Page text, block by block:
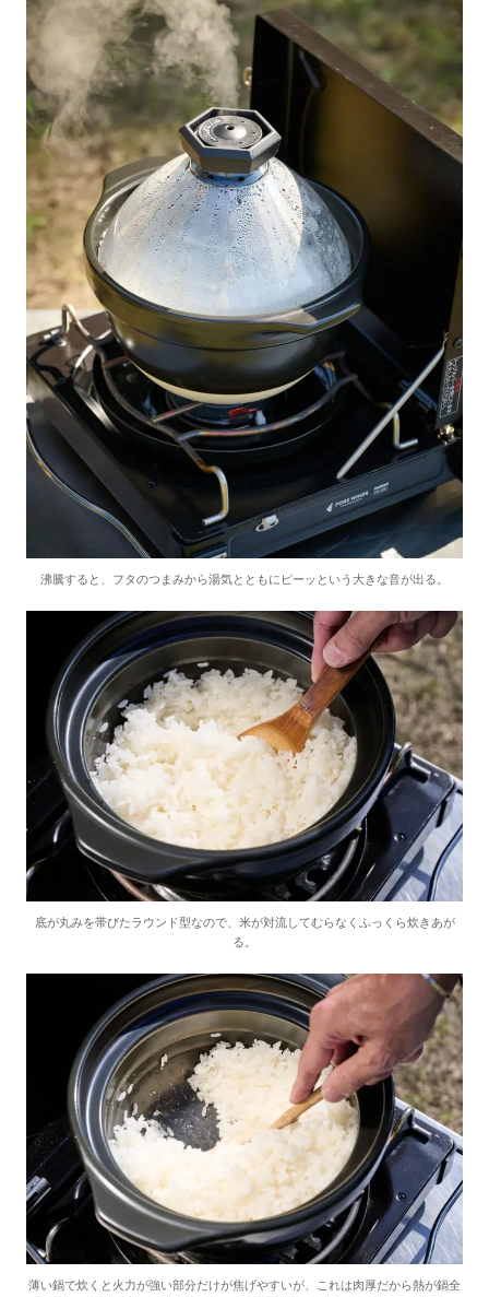
沸騰すると、フタのつまみから湯気とともにピーッという大きな音が出る。
底が丸みを帯びたラウンド型なので、米が対流してむらなくふっくら炊きあが
る。
薄い鍋で炊くと火力が強い部分だけが焦げやすいが、これは肉厚だから熱が鍋全